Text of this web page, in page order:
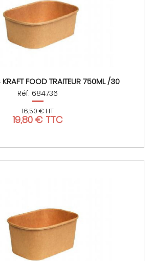
KRAFT FOOD TRAITEUR 750ML /30
Réf: 684736
16,50 € HT
19,80 € TTC